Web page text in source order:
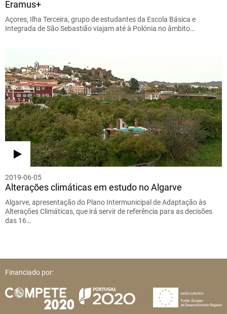
Eramus+
Açores, Ilha Terceira, grupo de estudantes da Escola Básica e
Integrada de São Sebastião viajam até à Polónia no âmbito…
2019-06-05
Alterações climáticas em estudo no Algarve
Algarve, apresentação do Plano Intermunicipal de Adaptação às
Alterações Climáticas, que irá servir de referência para as decisões
das 16…
Financiado por: